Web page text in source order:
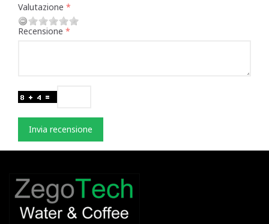
Valutazione
Recensione
Invia recensione